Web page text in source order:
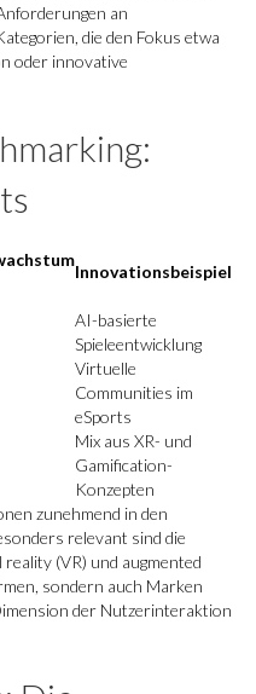
an
die den Fokus etwa
oder innovative
Innovationsbeispiel
AI-basierte
Spieleentwicklung
Virtuelle
Communities im
eSports
Mix aus XR- und
Gamification-
Konzepten
zunehmend in den
relevant sind die
(VR) und augmented
sondern auch Marken
der Nutzerinteraktion